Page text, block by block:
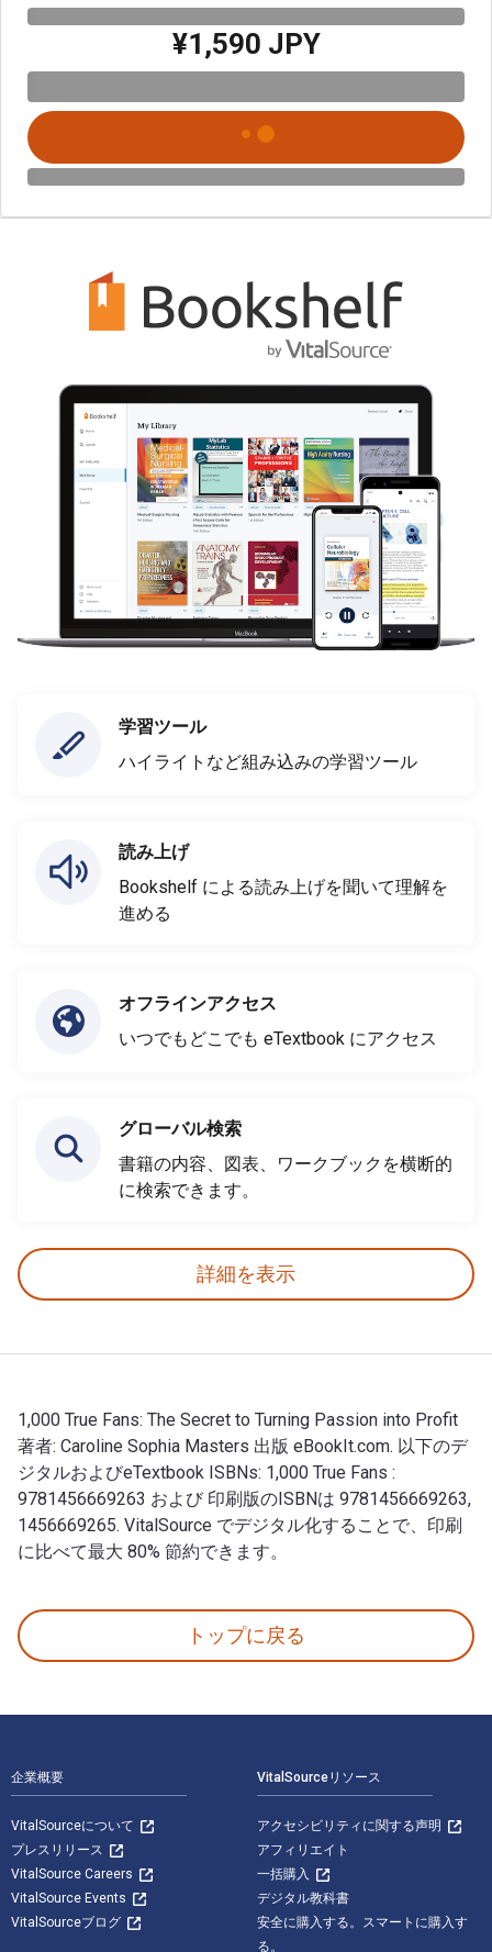
¥1,590 JPY
学習ツール
ハイライトなど組み込みの学習ツール
読み上げ
Bookshelf による読み上げを聞いて理解を
進める
オフラインアクセス
いつでもどこでも eTextbook にアクセス
グローバル検索
書籍の内容、図表、ワークブックを横断的
に検索できます。
詳細を表示
1,000 True Fans: The Secret to Turning Passion into Profit
著者: Caroline Sophia Masters 出版 eBookIt.com. 以下のデ
ジタルおよびeTextbook ISBNs: 1,000 True Fans :
9781456669263 および 印刷版のISBNは 9781456669263,
1456669265. VitalSource でデジタル化することで、印刷
に比べて最大 80% 節約できます。
トップに戻る
企業概要
VitalSourceについて
プレスリリース
VitalSource Careers
VitalSource Events
VitalSourceブログ
VitalSourceリソース
アクセシビリティに関する声明
アフィリエイト
一括購入
デジタル教科書
安全に購入する。スマートに購入す
る。